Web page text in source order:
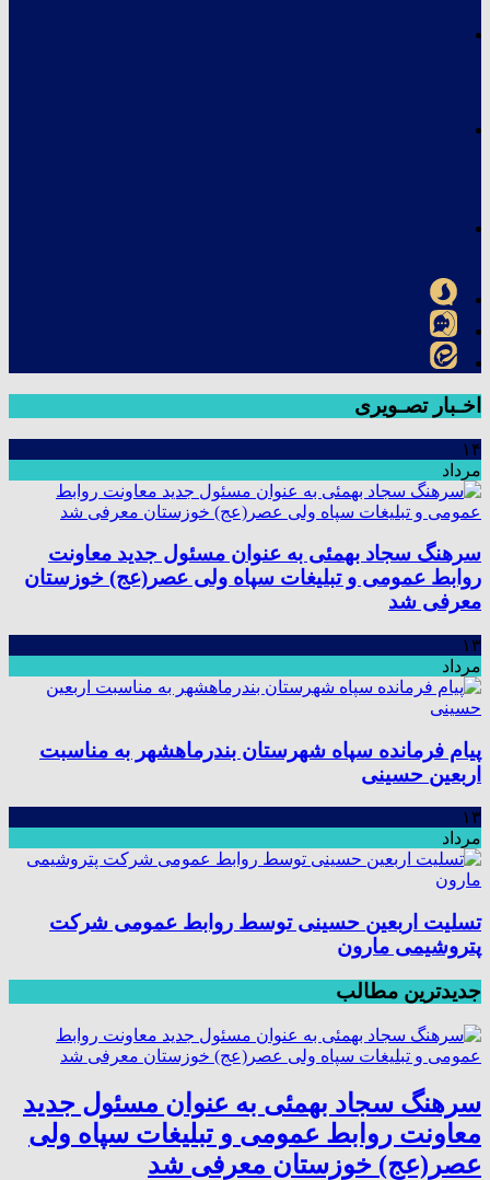
اخـبار تصـویری
۱۴
مرداد
سرهنگ سجاد بهمئی به عنوان مسئول جدید معاونت
روابط عمومی و تبلیغات سپاه ولی عصر(عج) خوزستان
معرفی شد
۱۳
مرداد
پیام فرمانده سپاه شهرستان بندرماهشهر به مناسبت
اربعین حسینی
۱۳
مرداد
تسلیت اربعین حسینی توسط روابط عمومی شرکت
پتروشیمی مارون
جدیدترین مطالب
سرهنگ سجاد بهمئی به عنوان مسئول جدید
معاونت روابط عمومی و تبلیغات سپاه ولی
عصر(عج) خوزستان معرفی شد